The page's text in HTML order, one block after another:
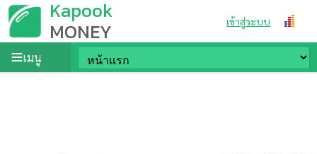
Kapook
MONEY เข้าสู่ระบบ
เมนู